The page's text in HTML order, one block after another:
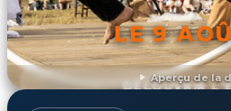
Aperçu de la
LE 9
DÉCOUVRIR